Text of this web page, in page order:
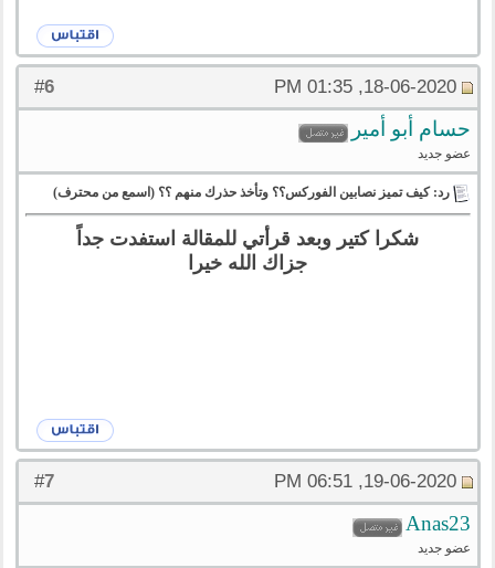
#
6 18-06-2020, 01:35 PM
حسام أبو أمير
عضو جديد
رد: كيف تميز نصابين الفوركس؟؟ وتأخذ حذرك منهم ؟؟ (اسمع من محترف)
شكرا كتير وبعد قرأتي للمقالة استفدت جداً
جزاك الله خيرا
#
7 19-06-2020, 06:51 PM
Anas23
عضو جديد